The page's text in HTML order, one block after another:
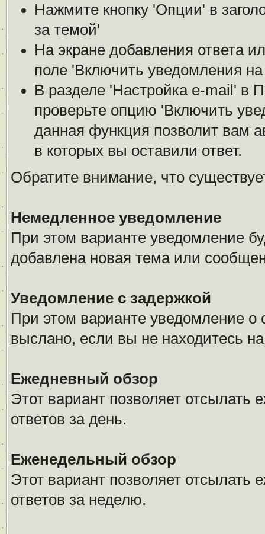
Нажмите кнопку 'Опции' в
за темой'
На экране добавления ответа
поле 'Включить уведомления
В разделе 'Настройка е-mail' в
проверьте опцию 'Включить
данная функция позволит вам
в которых вы оставили ответ.
Обратите внимание, что
Немедленное уведомление
При этом варианте уведомление
добавлена новая тема или
Уведомление с задержкой
При этом варианте уведомление о
выслано, если вы не находитесь
Ежедневный обзор
Этот вариант позволяет
ответов за день.
Еженедельный обзор
Этот вариант позволяет
ответов за неделю.